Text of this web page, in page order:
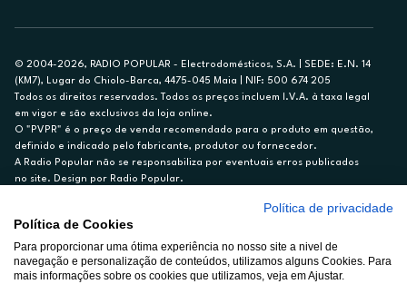
© 2004-2026, RADIO POPULAR - Electrodomésticos, S.A. | SEDE: E.N. 14
(KM7), Lugar do Chiolo-Barca, 4475-045 Maia | NIF: 500 674 205
Todos os direitos reservados. Todos os preços incluem I.V.A. à taxa legal
em vigor e são exclusivos da loja online.
O "PVPR" é o preço de venda recomendado para o produto em questão,
definido e indicado pelo fabricante, produtor ou fornecedor.
A Radio Popular não se responsabiliza por eventuais erros publicados
no site. Design por Radio Popular.
Ex. para limite de crédito de €1.500, reembolsado em 12 meses, TAN
14,79%.
Crédito sujeito a aprovação pelo Cetelem, marca BNP Paribas Personal
Finance, S.A., Sucursal em Portugal. Informe-se no 21 721 90 00 (dias
Política de privacidade
Política de Cookies
Para proporcionar uma ótima experiência no nosso site a nivel de
navegação e personalização de conteúdos, utilizamos alguns Cookies. Para
mais informações sobre os cookies que utilizamos, veja em Ajustar.